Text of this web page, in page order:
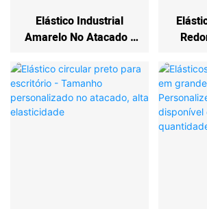
Elástico Industrial
Amarelo No Atacado -
Antioxidante, Durável